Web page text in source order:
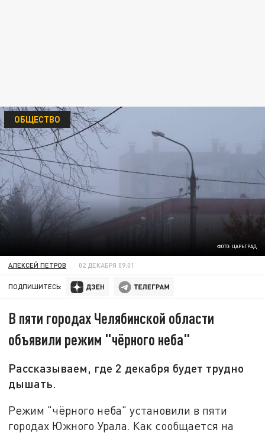
ФОТО: ЦАРЬГРАД
ОБЩЕСТВО
АЛЕКСЕЙ ПЕТРОВ 02 ДЕКАБРЯ 09:01
ПОДПИШИТЕСЬ:
В пяти городах Челябинской области
объявили режим "чёрного неба"
Рассказываем, где 2 декабря будет трудно
дышать.
Режим "чёрного неба" установили в пяти
городах Южного Урала. Как сообщается на